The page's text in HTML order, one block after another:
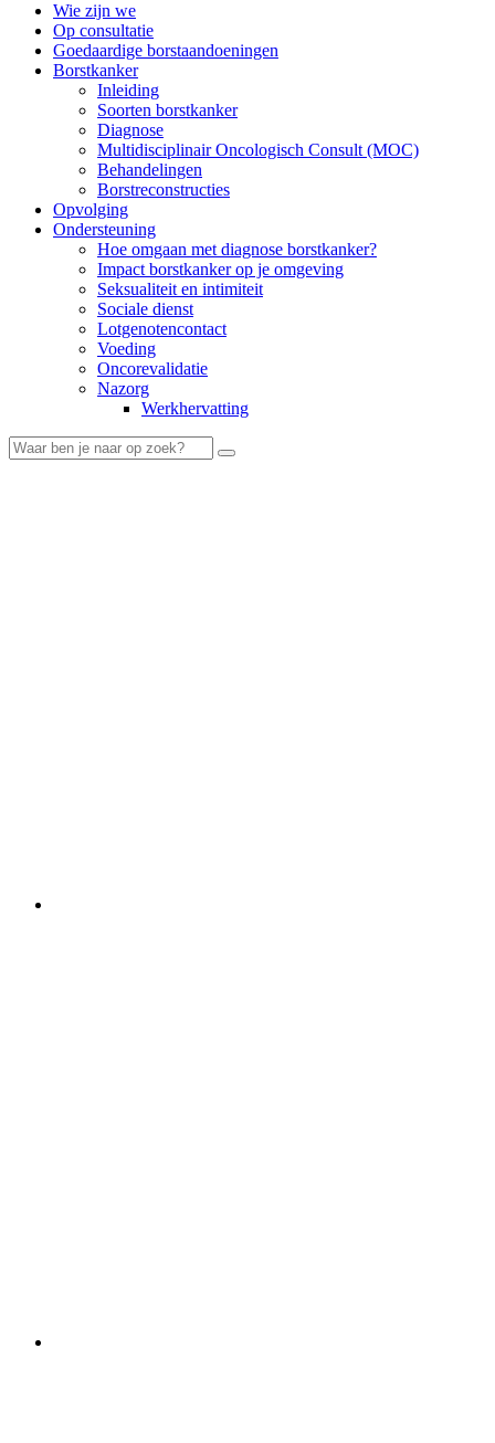
Wie zijn we
Op consultatie
Goedaardige borstaandoeningen
Borstkanker
Inleiding
Soorten borstkanker
Diagnose
Multidisciplinair Oncologisch Consult (MOC)
Behandelingen
Borstreconstructies
Opvolging
Ondersteuning
Hoe omgaan met diagnose borstkanker?
Impact borstkanker op je omgeving
Seksualiteit en intimiteit
Sociale dienst
Lotgenotencontact
Voeding
Oncorevalidatie
Nazorg
Werkhervatting